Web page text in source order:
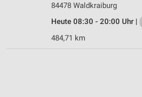
84478 Waldkraiburg
Heute 08:30 - 20:00 Uhr |
484,71 km